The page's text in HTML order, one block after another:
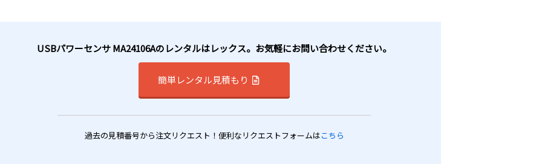
USBパワーセンサ MA24106Aのレンタルはレックス。お気軽にお問い合わせください。
簡単レンタル見積もり
過去の見積番号から注文リクエスト！便利なリクエストフォームはこちら